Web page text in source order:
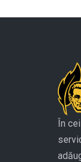
În